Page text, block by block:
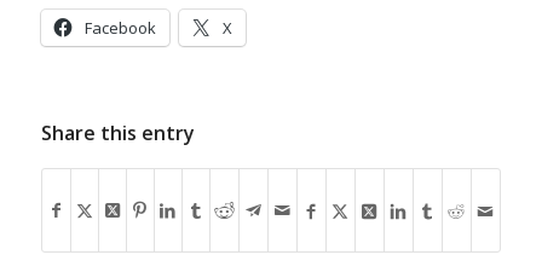
Facebook X
Share this entry